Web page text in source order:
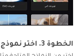
الخطوة 3. اختر نموذج الذكاء الاصطناعي